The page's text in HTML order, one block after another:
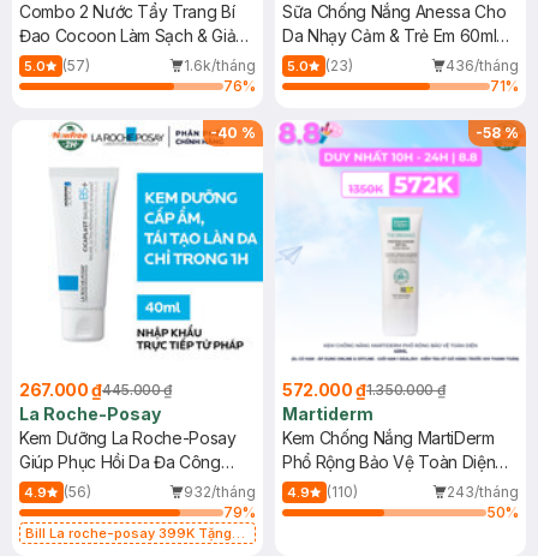
Combo 2 Nước Tẩy Trang Bí
Đao Cocoon Làm Sạch & Giảm
Dầu 500ml
5.0 (57)
1.6k/tháng
76%
Sữa Chống Nắng Anessa Cho
Da Nhạy Cảm & Trẻ Em 60ml
(Mới)
5.0 (23)
436/tháng
71%
-40 %
267.000 ₫445.000 ₫
La Roche-Posay
Kem Dưỡng La Roche-Posay
Giúp Phục Hồi Da Đa Công
Dụng 40ml
4.9 (56)
932/tháng
79%
Bill La roche-posay 399K Tặng
-58%
572.000 ₫1.350.000 ₫
Martiderm
Kem Chống Nắng MartiDerm
Phổ Rộng Bảo Vệ Toàn Diện
40ml
4.9 (110)
243/tháng
50%